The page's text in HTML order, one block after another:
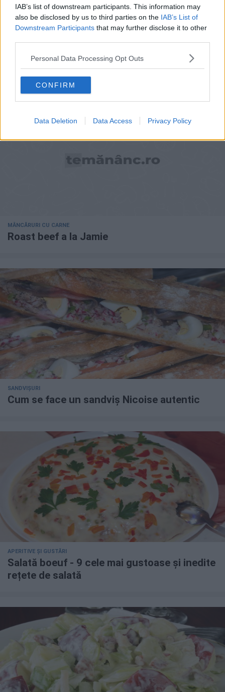
IAB’s list of downstream participants. This information may
also be disclosed by us to third parties on the IAB’s List of
Downstream Participants that may further disclose it to other
Personal Data Processing Opt Outs
CONFIRM
Data Deletion Data Access Privacy Policy
Pancake a la Jamie Olivier
MÂNCĂRURI CU CARNE
Roast beef a la Jamie
SANDVIȘURI
Cum se face un sandviș Nicoise autentic
APERITIVE ȘI GUSTĂRI
Salată boeuf - 9 cele mai gustoase și inedite
rețete de salată